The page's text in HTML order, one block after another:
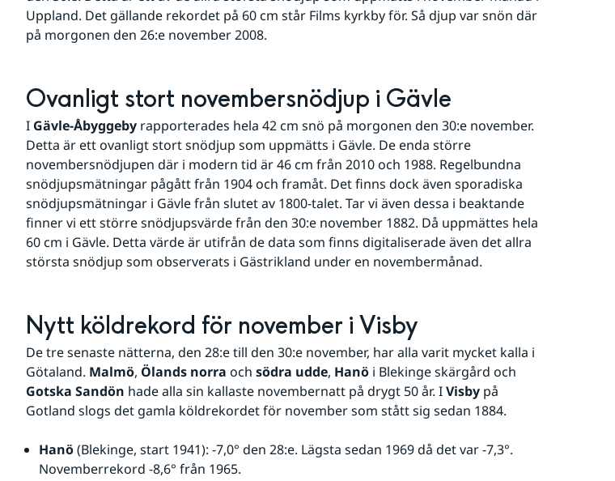
Uppland. Det gällande rekordet på 60 cm står Films kyrkby för. Så djup var snön där
på morgonen den 26:e november 2008.
Ovanligt stort novembersnödjup i Gävle
I Gävle-Åbyggeby rapporterades hela 42 cm snö på morgonen den 30:e november.
Detta är ett ovanligt stort snödjup som uppmätts i Gävle. De enda större
novembersnödjupen där i modern tid är 46 cm från 2010 och 1988. Regelbundna
snödjupsmätningar pågått från 1904 och framåt. Det finns dock även sporadiska
snödjupsmätningar i Gävle från slutet av 1800-talet. Tar vi även dessa i beaktande
finner vi ett större snödjupsvärde från den 30:e november 1882. Då uppmättes hela
60 cm i Gävle. Detta värde är utifrån de data som finns digitaliserade även det allra
största snödjup som observerats i Gästrikland under en novembermånad.
Nytt köldrekord för november i Visby
De tre senaste nätterna, den 28:e till den 30:e november, har alla varit mycket kalla i
Götaland. Malmö, Ölands norra och södra udde, Hanö
Gotska Sandön hade alla sin kallaste novembernatt på drygt 50 år. I Visby på
Gotland slogs det gamla köldrekordet för november som stått sig sedan 1884.
Hanö (Blekinge, start 1941): -7,0° den 28:e. Lägsta sedan 1969 då det var -7,3°.
Novemberrekord -8,6° från 1965.